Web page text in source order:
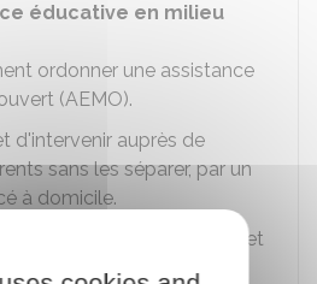
éducative en milieu
ordonner une assistance
(AEMO).
d'intervenir auprès de
sans les séparer, par un
à domicile.
par un service spécialisé et
à résoudre les difficultés